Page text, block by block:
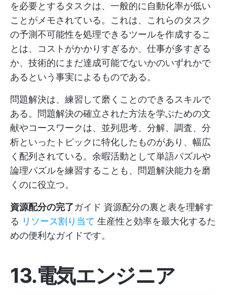
を必要とするタスクは、一般的に自動化率が低い
ことがメモされている。これは、これらのタスク
の予測不可能性を処理できるツールを作成するこ
とは、コストがかかりすぎるか、仕事が多すぎる
か、技術的にまだ達成可能でないかのいずれかで
あるという事実によるものである。
問題解決は、練習して磨くことのできるスキルで
ある。問題解決の確立された方法を学ぶための文
献やコースワークは、並列思考、分解、調査、分
析といったトピックに特化したものがあり、幅広
く配列されている。余暇活動として単語パズルや
論理パズルを練習することも、問題解決能力を磨
くのに役立つ。
資源配分の完了ガイド 資源配分の裏と表を理解す
る リソース割り当て 生産性と効率を最大化するた
めの便利なガイドです。
13.電気エンジニア